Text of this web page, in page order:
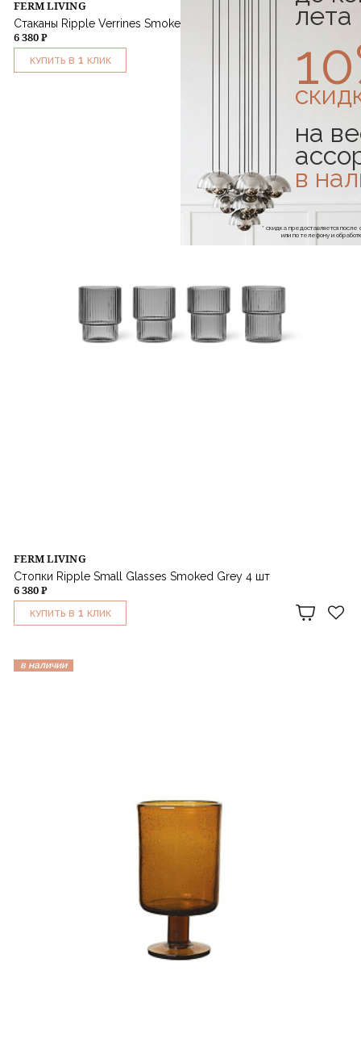
FERM LIVING
Стаканы Ripple Verrines Smoked Grey 4 шт
6 380 ₽
КУПИТЬ В 1 КЛИК
FERM LIVING
Стопки Ripple Small Glasses Smoked Grey 4 шт
6 380 ₽
КУПИТЬ В 1 КЛИК
в наличии
лета
на
в
* скидка предоставляется
или по телефону и